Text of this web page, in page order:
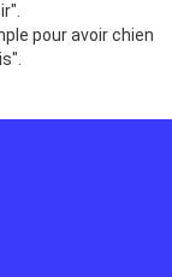
pour avoir chien